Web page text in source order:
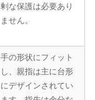
剰な保護は必要あり
ません。
手の形状にフィット
し、親指は主に台形
にデザインされてい